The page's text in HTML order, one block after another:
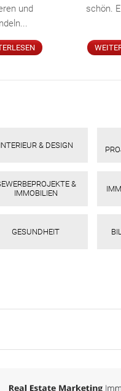
und
schön.
INTERIEUR & DESIGN
&
IMMOBILIEN
GESUNDHEIT